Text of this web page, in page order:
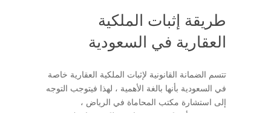
طريقة إثبات الملكية
العقارية في السعودية
تتسم الضمانة القانونية لإثبات الملكية العقارية خاصة
في السعودية بأنها بالغة الأهمية ، لهذا فيتوجب التوجه
إلى استشارة مكتب المحاماة في الرياض ،